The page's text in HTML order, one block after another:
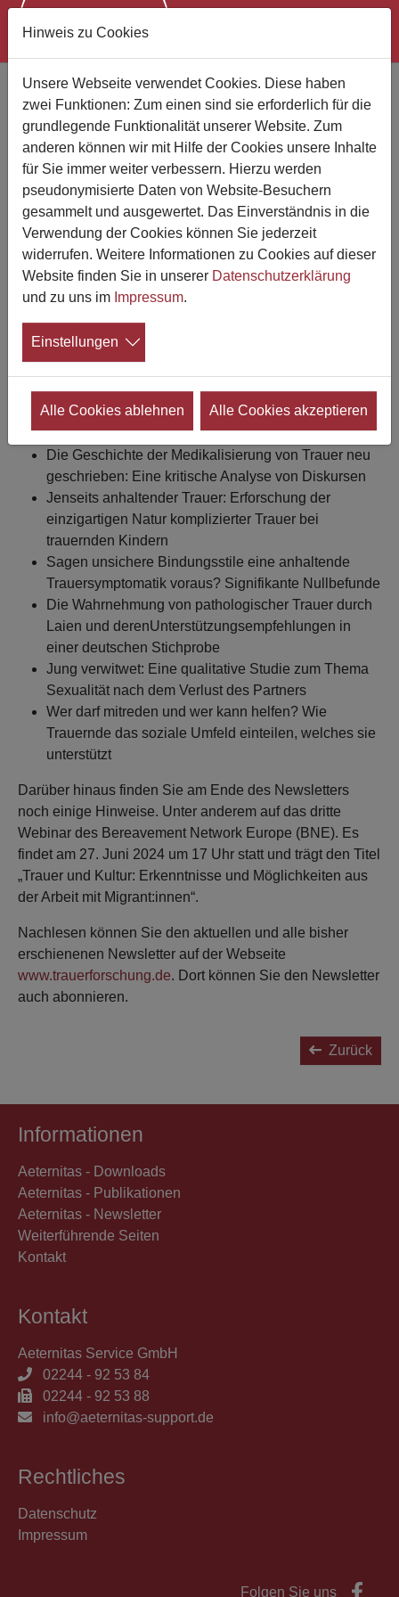
Neue Ausgabe des Newsletters
"Trauerforschung im Fokus"
(02/2024)
Aktuelles aus der internationalen
Trauerforschung
28.06.2024
Das Projekt "Trauerforschung im Fokus"
hat den neuen Newsletter (Ausgabe
und Erkenntnisse der internationalen
Die Europäische Trauerkonferenz in Kopenhagen
2022: Ein Beitrag zur Vernetzung der
Trauerversorgung in Europa
Die Geschichte der Medikalisierung von Trauer neu
geschrieben: Eine kritische Analyse von Diskursen
Jenseits anhaltender Trauer: Erforschung der
einzigartigen Natur komplizierter Trauer bei
trauernden Kindern
Sagen unsichere Bindungsstile eine anhaltende
Trauersymptomatik voraus? Signifikante Nullbefunde
Die Wahrnehmung von pathologischer Trauer durch
Laien und derenUnterstützungsempfehlungen in
einer deutschen Stichprobe
Jung verwitwet: Eine qualitative Studie zum Thema
Sexualität nach dem Verlust des Partners
Wer darf mitreden und wer kann helfen? Wie
Trauernde das soziale Umfeld einteilen, welches sie
unterstützt
Darüber hinaus finden Sie am Ende des Newsletters
noch einige Hinweise. Unter anderem auf das dritte
Webinar des Bereavement Network Europe (BNE). Es
findet am 27. Juni 2024 um 17 Uhr statt und trägt den Titel
„Trauer und Kultur: Erkenntnisse und Möglichkeiten aus
der Arbeit mit Migrant:innen“.
Nachlesen können Sie den aktuellen und alle bisher
erschienenen Newsletter auf der Webseite
www.trauerforschung.de. Dort können Sie den Newsletter
auch abonnieren.
Zurück
Informationen
Aeternitas - Downloads
Aeternitas - Publikationen
Aeternitas - Newsletter
Weiterführende Seiten
Kontakt
Kontakt
Aeternitas Service GmbH
02244 - 92 53 84
02244 - 92 53 88
info@aeternitas-support.de
Rechtliches
Datenschutz
Impressum
Folgen Sie uns
Hinweis zu Cookies
Unsere Webseite verwendet Cookies. Diese haben
zwei Funktionen: Zum einen sind sie erforderlich für die
grundlegende Funktionalität unserer Website. Zum
anderen können wir mit Hilfe der Cookies unsere Inhalte
für Sie immer weiter verbessern. Hierzu werden
pseudonymisierte Daten von Website-Besuchern
gesammelt und ausgewertet. Das Einverständnis in die
Verwendung der Cookies können Sie jederzeit
widerrufen. Weitere Informationen zu Cookies auf dieser
Website finden Sie in unserer Datenschutzerklärung
und zu uns im Impressum.
Einstellungen
Alle Cookies ablehnen Alle Cookies akzeptieren